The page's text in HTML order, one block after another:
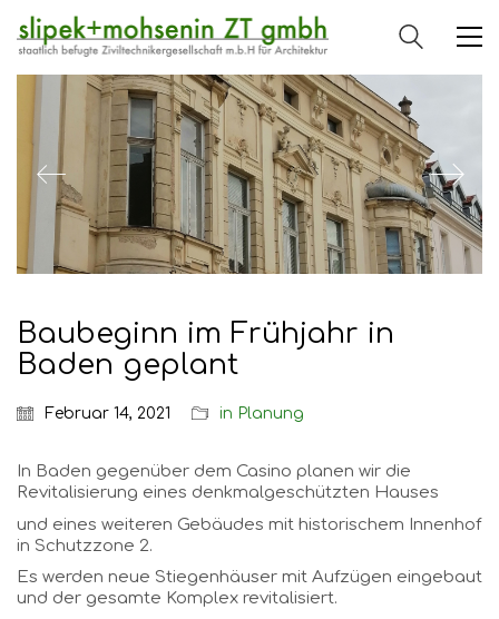
Baubeginn im Frühjahr in
Baden geplant
Februar 14, 2021 in Planung
In Baden gegenüber dem Casino planen wir die
Revitalisierung eines denkmalgeschützten Hauses
und eines weiteren Gebäudes mit historischem Innenhof
in Schutzzone 2.
Es werden neue Stiegenhäuser mit Aufzügen eingebaut
und der gesamte Komplex revitalisiert.